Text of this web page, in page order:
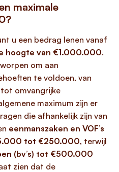
maximale
u een bedrag lenen vanaf
hoogte van €1.000.000.
om aan
te voldoen, van
omvangrijke
maximum zijn er
die afhankelijk zijn van
eenmanszaken en VOF’s
tot €250.000, terwijl
(bv’s) tot €500.000
zien dat de